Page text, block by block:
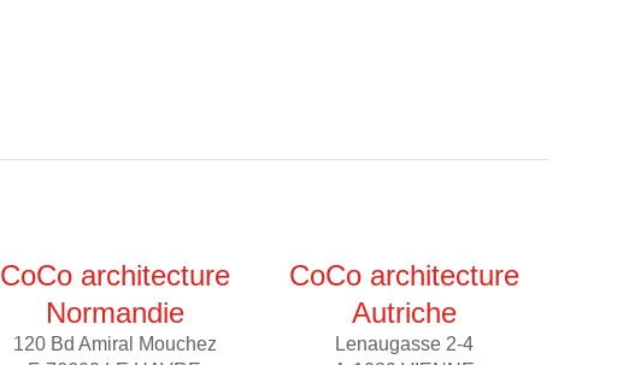
CoCo architecture
Normandie
120 Bd Amiral Mouchez
CoCo architecture
Autriche
Lenaugasse 2-4